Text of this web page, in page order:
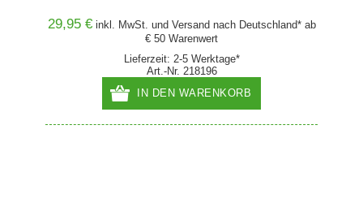
29,95 € inkl. MwSt. und Versandnach Deutschland* ab
€ 50 Warenwert
Lieferzeit: 2-5 Werktage*
Art.-Nr. 218196
IN DEN WARENKORB